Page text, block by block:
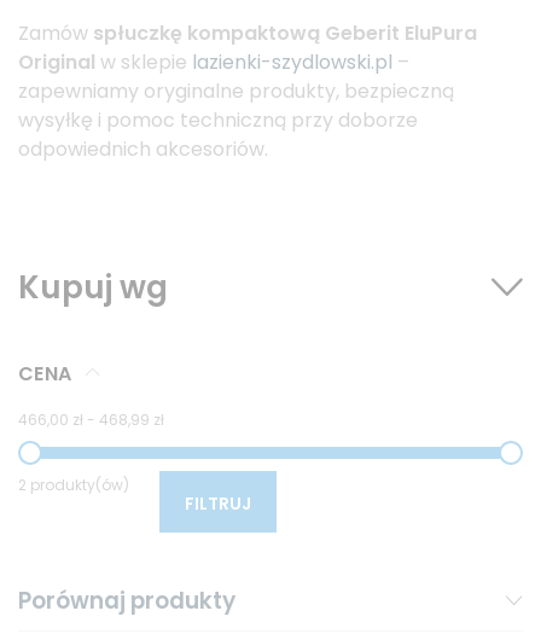
Zamów spłuczkę kompaktową Geberit EluPura
Original w sklepie lazienki-szydlowski.pl –
zapewniamy oryginalne produkty, bezpieczną
wysyłkę i pomoc techniczną przy doborze
odpowiednich akcesoriów.
Kupuj wg
CENA
466,00 zł - 468,99 zł
2 produkty(ów)
FILTRUJ
Porównaj produkty